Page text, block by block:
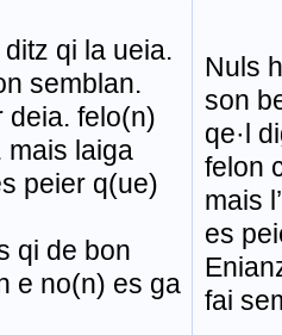
qi la ueia.
semblan.
deia. felo(n)
mais laiga
peier q(ue)
qi de bon
e no(n) es ga
Nuls
son
qe·l
felon
mais
es
fai